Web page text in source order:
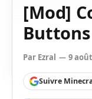
[Mod]
Buttons
Par Ezral 9
Suivre